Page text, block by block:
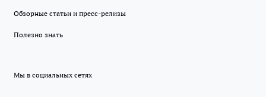
Обзорные статьи и пресс-релизы
Полезно знать
Мы в социальных сетях